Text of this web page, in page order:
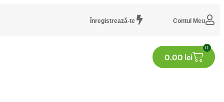
Înregistrează-te Contul Meu
0.00 lei
0